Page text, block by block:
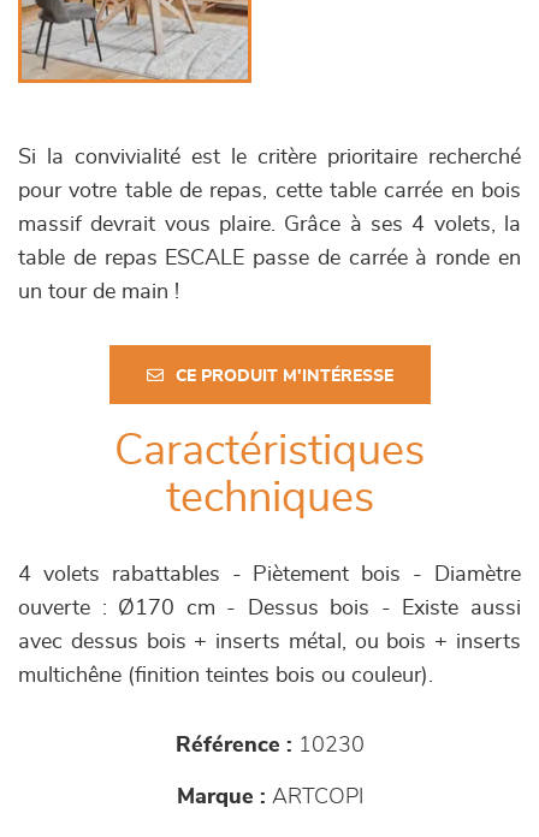
Si la convivialité est le critère prioritaire recherché
pour votre table de repas, cette table carrée en bois
massif devrait vous plaire. Grâce à ses 4 volets, la
table de repas ESCALE passe de carrée à ronde en
un tour de main !
CE PRODUIT M'INTÉRESSE
Caractéristiques
techniques
4 volets rabattables - Piètement bois - Diamètre
ouverte : Ø170 cm - Dessus bois - Existe aussi
avec dessus bois + inserts métal, ou bois + inserts
multichêne (finition teintes bois ou couleur).
Référence : 10230
Marque : ARTCOPI